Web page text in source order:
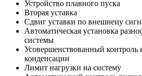
Устройство плавного пуска
Вторая уставка
Сдвиг уставки по внешнеиу
Автоматическая установка
системы
Усовершенствованный контроль
конденсации
Лимит нагрузки на систему